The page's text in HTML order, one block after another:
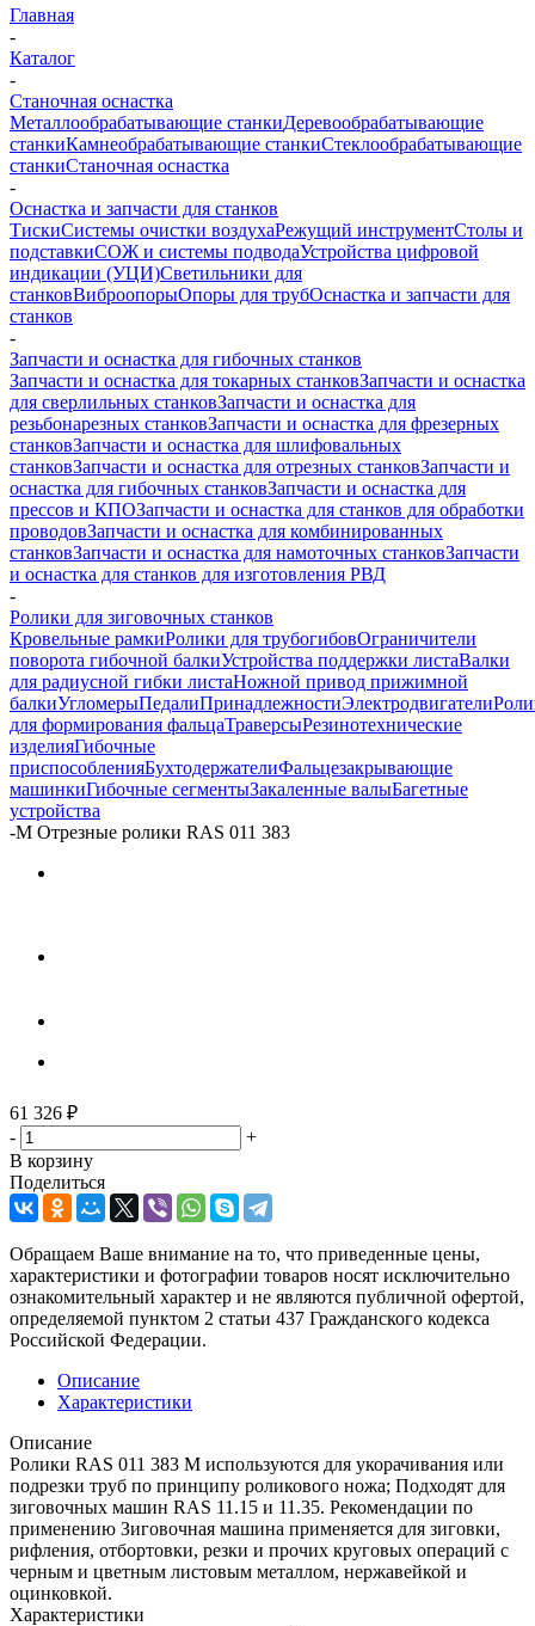
Главная
-
Каталог
-
Станочная оснастка
Металлообрабатывающие станкиДеревообрабатывающие
станкиКамнеобрабатывающие станкиСтеклообрабатывающие
станкиСтаночная оснастка
-
Оснастка и запчасти для станков
ТискиСистемы очистки воздухаРежущий инструментСтолы и
подставкиСОЖ и системы подводаУстройства цифровой
индикации (УЦИ)Светильники для
станковВиброопорыОпоры для трубОснастка и запчасти для
станков
-
Запчасти и оснастка для гибочных станков
Запчасти и оснастка для токарных станковЗапчасти и оснастка
для сверлильных станковЗапчасти и оснастка для
резьбонарезных станковЗапчасти и оснастка для фрезерных
станковЗапчасти и оснастка для шлифовальных
станковЗапчасти и оснастка для отрезных станковЗапчасти и
оснастка для гибочных станковЗапчасти и оснастка для
прессов и КПОЗапчасти и оснастка для станков для обработки
проводовЗапчасти и оснастка для комбинированных
станковЗапчасти и оснастка для намоточных станковЗапчасти
и оснастка для станков для изготовления РВД
-
Ролики для зиговочных станков
Кровельные рамкиРолики для трубогибовОграничители
поворота гибочной балкиУстройства поддержки листаВалки
для радиусной гибки листаНожной привод прижимной
балкиУгломерыПедалиПринадлежностиЭлектродвигатели
для формирования фальцаТраверсыРезинотехнические
изделияГибочные
приспособленияБухтодержателиФальцезакрывающие
машинкиГибочные сегментыЗакаленные валыБагетные
устройства
-M Отрезные ролики RAS 011 383
61 326 ₽
-
+
В корзину
Поделиться
Обращаем Ваше внимание на то, что приведенные цены,
характеристики и фотографии товаров носят исключительно
ознакомительный характер и не являются публичной офертой,
определяемой пунктом 2 статьи 437 Гражданского кодекса
Российской Федерации.
Описание
Характеристики
Описание
Ролики RAS 011 383 M используются для укорачивания или
подрезки труб по принципу роликового ножа; Подходят для
зиговочных машин RAS 11.15 и 11.35. Рекомендации по
применению Зиговочная машина применяется для зиговки,
рифления, отбортовки, резки и прочих круговых операций с
черным и цветным листовым металлом, нержавейкой и
оцинковкой.
Характеристики